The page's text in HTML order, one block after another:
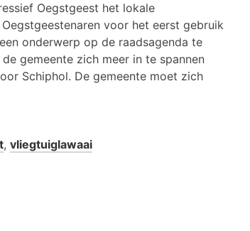
Oegstgeest het lokale
voor het eerst gebruik
onderwerp op de raadsagenda te
gemeente zich meer in te spannen
Schiphol. De gemeente moet zich
, vliegtuiglawaai